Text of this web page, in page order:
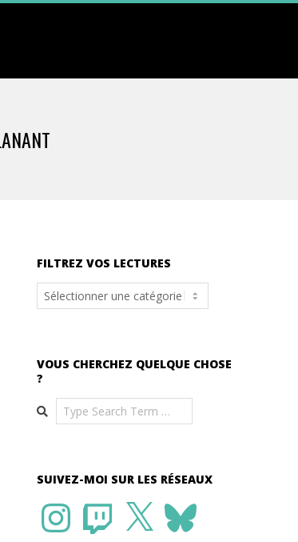
FILTREZ VOS LECTURES
Filtrez
vos
VOUS CHERCHEZ QUELQUE CHOSE
?
Search
SUIVEZ-MOI SUR LES RÉSEAUX
InstagramTwitch Bluesky